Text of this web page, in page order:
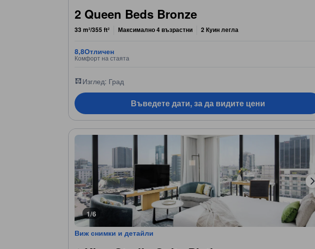
2 Queen Beds Bronze
33 m²/355 ft² Максимално 4 възрастни 2 Куин легла
8,8Отличен
Комфорт на стаята
Изглед: Град
Въведете дати, за да видите цени
1/6
Виж снимки и детайли